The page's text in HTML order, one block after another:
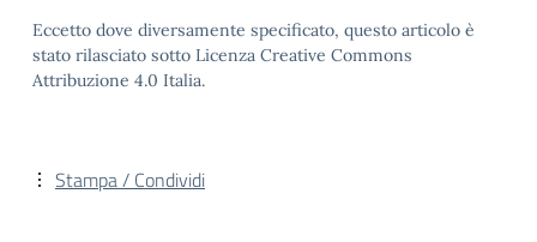
Eccetto dove diversamente specificato, questo articolo è
stato rilasciato sotto Licenza Creative Commons
Attribuzione 4.0 Italia.
Stampa / Condividi